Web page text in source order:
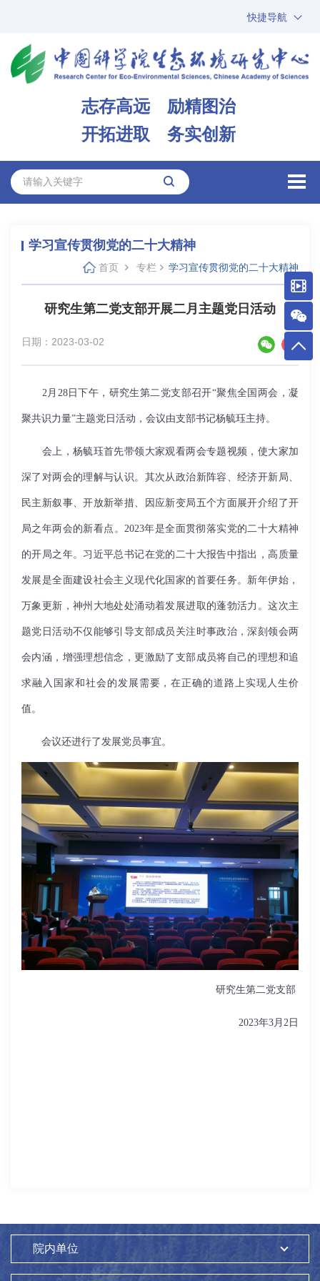
快捷导航
ARP
邮箱
志存高远 励精图治
开拓进取 务实创新
学习宣传贯彻党的二十大精神
首页 专栏 学习宣传贯彻党的二十大精神
研究生第二党支部开展二月主题党日活动
日期：2023-03-02
2月28日下午，研究生第二党支部召开“聚焦全国两会，凝
聚共识力量”主题党日活动，会议由支部书记杨毓珏主持。
会上，杨毓珏首先带领大家观看两会专题视频，使大家加
深了对两会的理解与认识。其次从政治新阵容、经济开新局、
民主新叙事、开放新举措、因应新变局五个方面展开介绍了开
局之年两会的新看点。 2023年是全面贯彻落实党的二十大精神
的开局之年。习近平总书记在党的二十大报告中指出，高质量
发展是全面建设社会主义现代化国家的首要任务。新年伊始，
万象更新，神州大地处处涌动着发展进取的蓬勃活力。这次主
题党日活动不仅能够引导支部成员关注时事政治，深刻领会两
会内涵，增强理想信念，更激励了支部成员将自己的理想和追
求融入国家和社会的发展需要，在正确的道路上实现人生价
值。
会议还进行了发展党员事宜。
研究生第二党支部
2023年3 月 2 日
院内单位